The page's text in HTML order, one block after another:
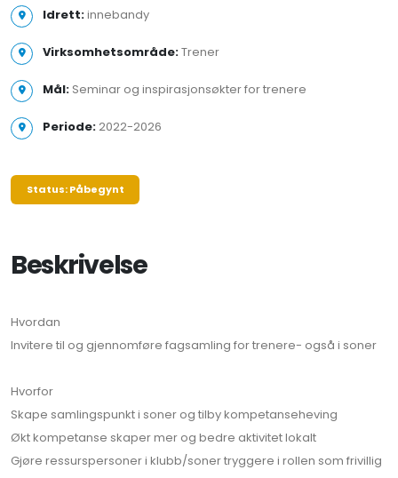
Idrett:innebandy
Virksomhetsområde:Trener
Mål: Seminar og inspirasjonsøkter for trenere
Periode:2022-2026
Status: Påbegynt
Beskrivelse
Hvordan
Invitere til og gjennomføre fagsamling for trenere- også i soner
Hvorfor
Skape samlingspunkt i soner og tilby kompetanseheving
Økt kompetanse skaper mer og bedre aktivitet lokalt
Gjøre ressurspersoner i klubb/soner tryggere i rollen som frivillig